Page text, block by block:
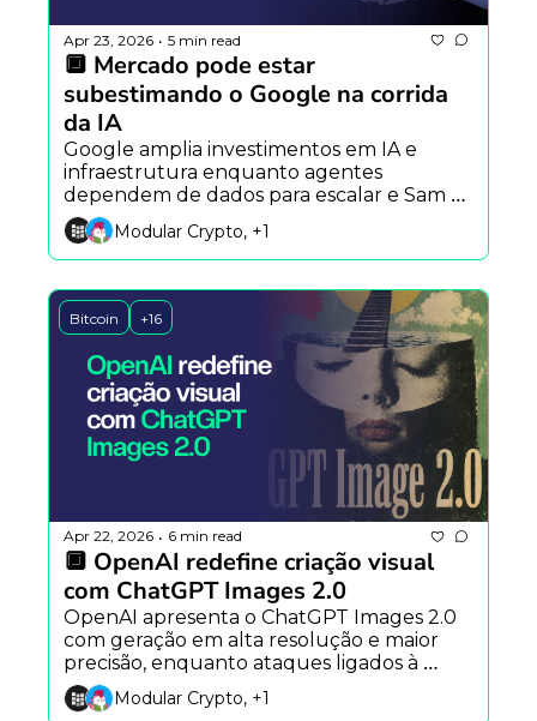
Apr 23, 2026 • 5 min read
🔲 Mercado pode estar
subestimando o Google na corrida
da IA
Google amplia investimentos em IA e
infraestrutura enquanto agentes
dependem de dados para escalar e Sam
Altman critica estratégia da Anthropic
sobre riscos da tecnologia.
Modular Crypto, +1
Bitcoin +16
Apr 22, 2026 • 6 min read
🔲 OpenAI redefine criação visual
com ChatGPT Images 2.0
OpenAI apresenta o ChatGPT Images 2.0
com geração em alta resolução e maior
precisão, enquanto ataques ligados à
Coreia do Norte expõem fragilidades no
DeFi. Modular Crypto, +1